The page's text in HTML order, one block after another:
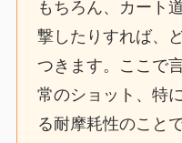
もちろん、カート
撃したりすれば、
つきます。ここで
常のショット、特
る耐摩耗性のこと